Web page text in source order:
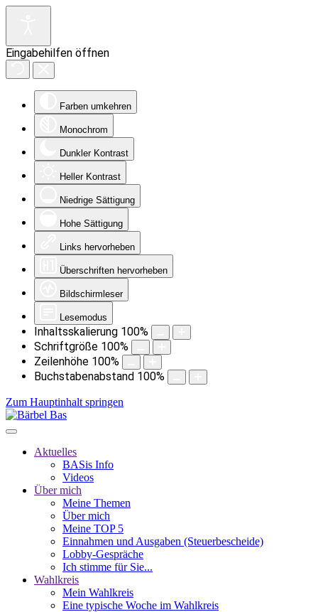
Eingabehilfen öffnen
Farben umkehren
Monochrom
Dunkler Kontrast
Heller Kontrast
Niedrige Sättigung
Hohe Sättigung
Links hervorheben
Überschriften hervorheben
Bildschirmleser
Lesemodus
Inhaltsskalierung 100%
Schriftgröße 100%
Zeilenhöhe 100%
Buchstabenabstand 100%
Zum Hauptinhalt springen
Aktuelles
BASis Info
Videos
Über mich
Meine Themen
Über mich
Meine TOP 5
Einnahmen und Ausgaben (Steuerbescheide)
Lobby-Gespräche
Ich stimme für Sie...
Wahlkreis
Mein Wahlkreis
Eine typische Woche im Wahlkreis